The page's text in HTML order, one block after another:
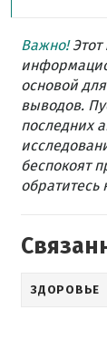
Важно!Этот
основой
выводов.
последних
беспокоят
обратитесь
ЗДОРОВЬЕ